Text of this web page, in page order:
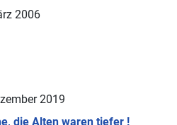
2006
2019
die Alten waren tiefer !